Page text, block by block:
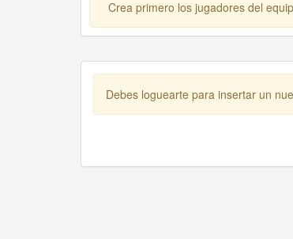
Crea primero los jugadores del
Debes loguearte para insertar un